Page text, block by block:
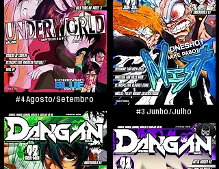
#4 Agosto/Setembro
#3 Junho/Julho